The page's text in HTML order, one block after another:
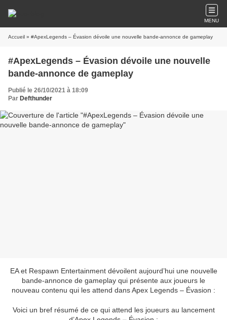
MENU
Accueil » #ApexLegends – Évasion dévoile une nouvelle bande-annonce de gameplay
#ApexLegends – Évasion dévoile une nouvelle
bande-annonce de gameplay
Publié le 26/10/2021 à 18:09
Par Defthunder
EA et Respawn Entertainment dévoilent aujourd’hui une nouvelle
bande-annonce de gameplay qui présente aux joueurs le
nouveau contenu qui les attend dans Apex Legends – Évasion :
Voici un bref résumé de ce qui attend les joueurs au lancement